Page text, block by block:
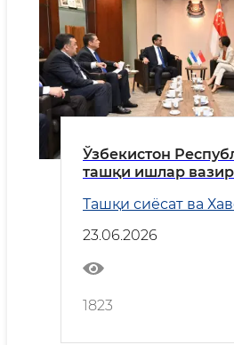
Ўзбекистон
ташқи ишлар
ташрифига оид
Ташқи сиёсат ва
23.06.2026
1823